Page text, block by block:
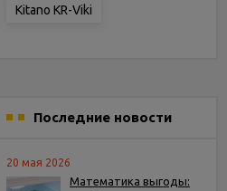
Kitano KR-Viki
Последние новости
20 мая 2026
Математика выгоды: